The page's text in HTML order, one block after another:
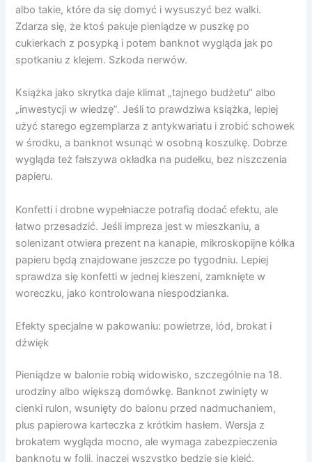
albo takie, które da się domyć i wysuszyć bez walki.
Zdarza się, że ktoś pakuje pieniądze w puszkę po
cukierkach z posypką i potem banknot wygląda jak po
spotkaniu z klejem. Szkoda nerwów.
Książka jako skrytka daje klimat „tajnego budżetu” albo
„inwestycji w wiedzę”. Jeśli to prawdziwa książka, lepiej
użyć starego egzemplarza z antykwariatu i zrobić schowek
w środku, a banknot wsunąć w osobną koszulkę. Dobrze
wygląda też fałszywa okładka na pudełku, bez niszczenia
papieru.
Konfetti i drobne wypełniacze potrafią dodać efektu, ale
łatwo przesadzić. Jeśli impreza jest w mieszkaniu, a
solenizant otwiera prezent na kanapie, mikroskopijne kółka
papieru będą znajdowane jeszcze po tygodniu. Lepiej
sprawdza się konfetti w jednej kieszeni, zamknięte w
woreczku, jako kontrolowana niespodzianka.
Efekty specjalne w pakowaniu: powietrze, lód, brokat i
dźwięk
Pieniądze w balonie robią widowisko, szczególnie na 18.
urodziny albo większą domówkę. Banknot zwinięty w
cienki rulon, wsunięty do balonu przed nadmuchaniem,
plus papierowa karteczka z krótkim hasłem. Wersja z
brokatem wygląda mocno, ale wymaga zabezpieczenia
banknotu w folii, inaczej wszystko będzie się kleić.